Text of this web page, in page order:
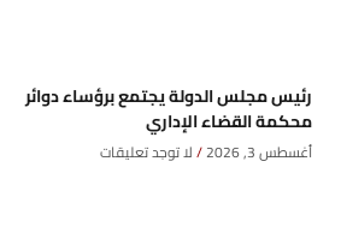
رئيس مجلس الدولة يجتمع برؤساء دوائر
محكمة القضاء الإداري
أغسطس 3, 2026 لا توجد تعليقات